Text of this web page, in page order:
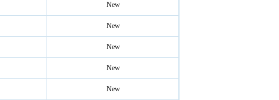
New
New
New
New
New